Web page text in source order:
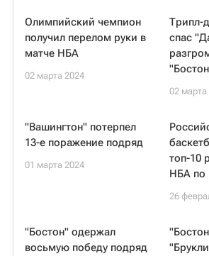
Олимпийский чемпион
получил перелом руки в
матче НБА
02 марта 2024
Трипл-
спас
02 марта
"Вашингтон" потерпел
13-е поражение подряд
01 марта 2024
топ-10
НБА по
26
"Бостон" одержал
восьмую победу подряд